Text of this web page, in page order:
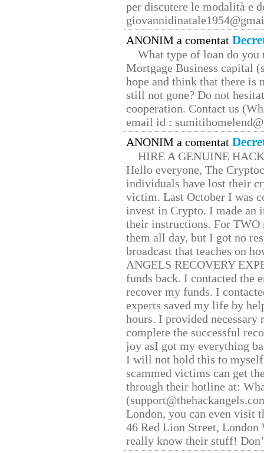
per discutere le modalità e
ANONIM a comentat
What type of loan do you
Mortgage Business capital
hope and think that there is
still not gone? Do not
cooperation. Contact us
email id :
ANONIM a comentat
HIRE A GENUINE
Hello everyone, The
individuals have lost their
victim. Last October I was
invest in Crypto. I made
their instructions. For TWO
them all day, but I got no
broadcast that teaches on
ANGELS RECOVERY
funds back. I contacted the
recover my funds. I
experts saved my life by
hours. I provided
complete the successful
joy asI got my everything
I will not hold this to
scammed victims can get
through their hotline at:
London, you can even visit
46 Red Lion Street, London
really know their stuff!